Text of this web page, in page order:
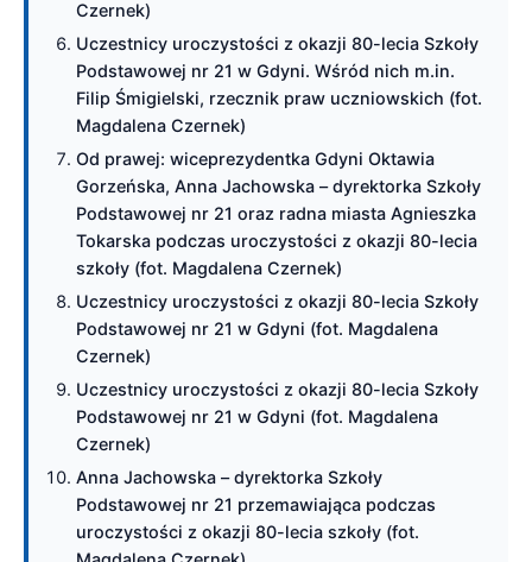
Czernek)
Uczestnicy uroczystości z okazji 80-lecia Szkoły
Podstawowej nr 21 w Gdyni. Wśród nich m.in.
Filip Śmigielski, rzecznik praw uczniowskich (fot.
Magdalena Czernek)
Od prawej: wiceprezydentka Gdyni Oktawia
Gorzeńska, Anna Jachowska – dyrektorka Szkoły
Podstawowej nr 21 oraz radna miasta Agnieszka
Tokarska podczas uroczystości z okazji 80-lecia
szkoły (fot. Magdalena Czernek)
Uczestnicy uroczystości z okazji 80-lecia Szkoły
Podstawowej nr 21 w Gdyni (fot. Magdalena
Czernek)
Uczestnicy uroczystości z okazji 80-lecia Szkoły
Podstawowej nr 21 w Gdyni (fot. Magdalena
Czernek)
Anna Jachowska – dyrektorka Szkoły
Podstawowej nr 21 przemawiająca podczas
uroczystości z okazji 80-lecia szkoły (fot.